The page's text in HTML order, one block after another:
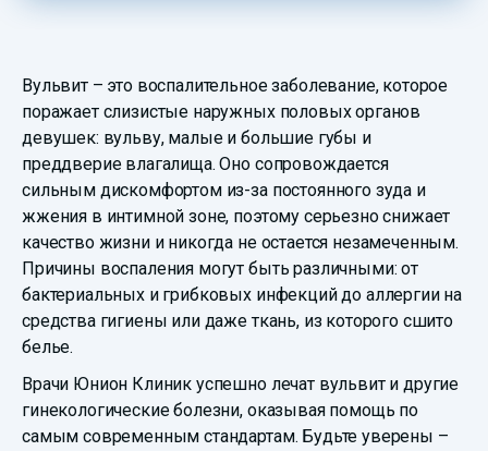
Вульвит – это воспалительное заболевание, которое
поражает слизистые наружных половых органов
девушек: вульву, малые и большие губы и
преддверие влагалища. Оно сопровождается
сильным дискомфортом из-за постоянного зуда и
жжения в интимной зоне, поэтому серьезно снижает
качество жизни и никогда не остается незамеченным.
Причины воспаления могут быть различными: от
бактериальных и грибковых инфекций до аллергии на
средства гигиены или даже ткань, из которого сшито
белье.
Врачи Юнион Клиник успешно лечат вульвит и другие
гинекологические болезни, оказывая помощь по
самым современным стандартам. Будьте уверены –